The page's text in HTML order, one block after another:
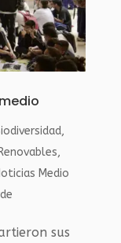
,
,
Medio
sus